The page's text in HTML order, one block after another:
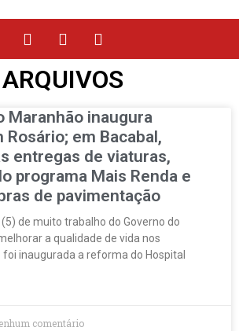
ARQUIVOS
Maranhão inaugura
Rosário; em Bacabal,
entregas de viaturas,
programa Mais Renda e
de pavimentação
de muito trabalho do Governo do
a qualidade de vida nos
foi inaugurada a reforma do Hospital
comentário